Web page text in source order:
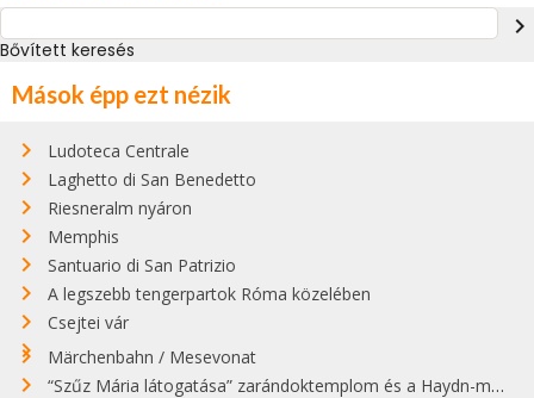
navigate_next
Bővített keresés
Mások épp ezt nézik
Ludoteca Centrale
Laghetto di San Benedetto
Riesneralm nyáron
Memphis
Santuario di San Patrizio
A legszebb tengerpartok Róma közelében
Csejtei vár
Märchenbahn / Mesevonat
“Szűz Mária látogatása” zarándoktemplom és a Haydn-mauzóleum